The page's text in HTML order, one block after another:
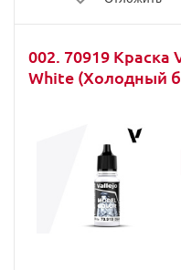
002. 70919 Краска
White (Холодный